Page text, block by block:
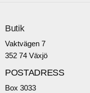
Butik
Vaktvägen 7
352 74 Växjö
POSTADRESS
Box 3033